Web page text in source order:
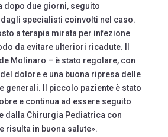
dopo due giorni, seguito
specialisti coinvolti nel caso.
a terapia mirata per infezione
da evitare ulteriori ricadute. Il
Molinaro – è stato regolare, con
dolore e una buona ripresa delle
generali. Il piccolo paziente è stato
e continua ad essere seguito
dalla Chirurgia Pediatrica con
risulta in buona salute».